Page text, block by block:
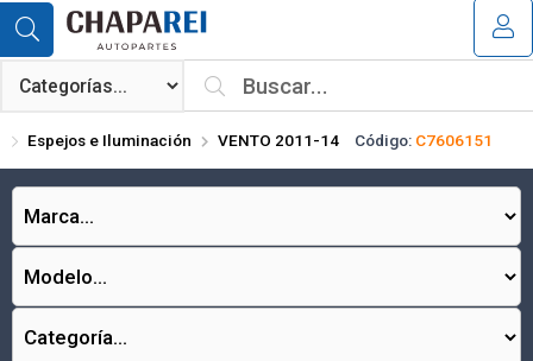
Compartir por email
¿Tienes cupón de descuento?
Espejos e Iluminación VENTO 2011-14 Código: C7606151